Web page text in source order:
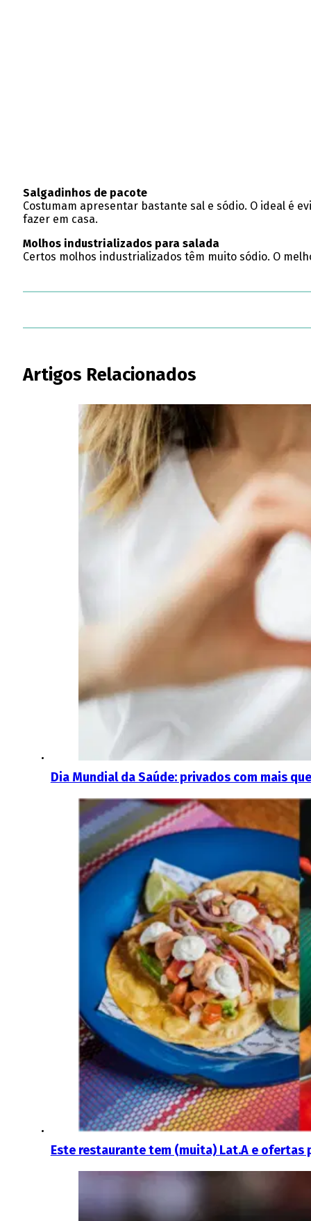
Salgadinhos de pacote
Costumam apresentar bastante sal e sódio. O ideal é
fazer em casa.
Molhos industrializados para salada
Certos molhos industrializados têm muito sódio. O
Artigos Relacionados
Dia Mundial da Saúde: privados com mais
Este restaurante tem (muita) Lat.A e ofertas